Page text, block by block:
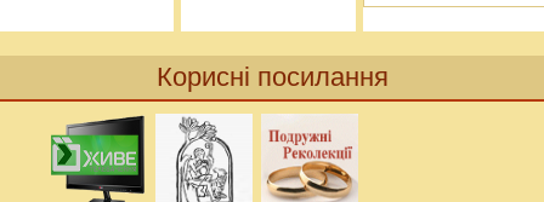
Корисні посилання